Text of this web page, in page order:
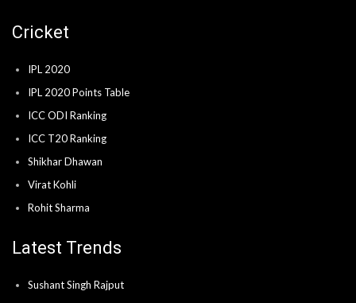
Cricket
IPL 2020
IPL 2020 Points Table
ICC ODI Ranking
ICC T20 Ranking
Shikhar Dhawan
Virat Kohli
Rohit Sharma
Latest Trends
Sushant Singh Rajput